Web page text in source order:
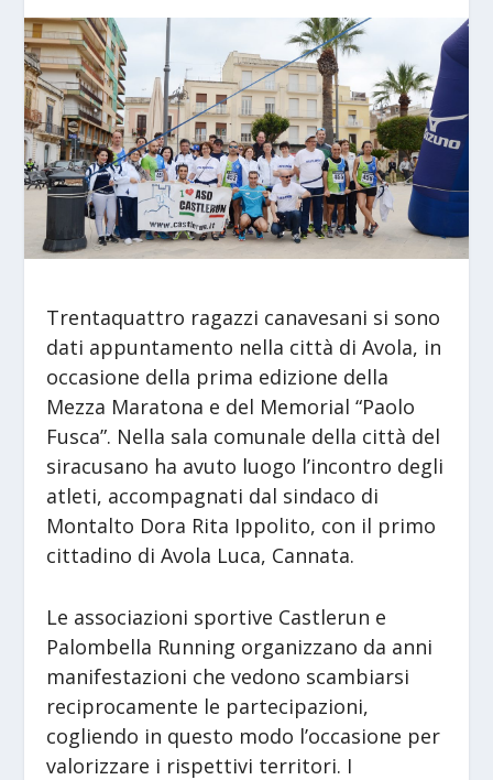
Trentaquattro ragazzi canavesani si sono
dati appuntamento nella città di Avola, in
occasione della prima edizione della
Mezza Maratona e del Memorial “Paolo
Fusca”. Nella sala comunale della città del
siracusano ha avuto luogo l’incontro degli
atleti, accompagnati dal sindaco di
Montalto Dora Rita Ippolito, con il primo
cittadino di Avola Luca, Cannata.
Le associazioni sportive Castlerun e
Palombella Running organizzano da anni
manifestazioni che vedono scambiarsi
reciprocamente le partecipazioni,
cogliendo in questo modo l’occasione per
valorizzare i rispettivi territori. I